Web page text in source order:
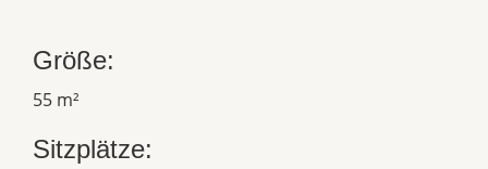
Größe:
55 m²
Sitzplätze: